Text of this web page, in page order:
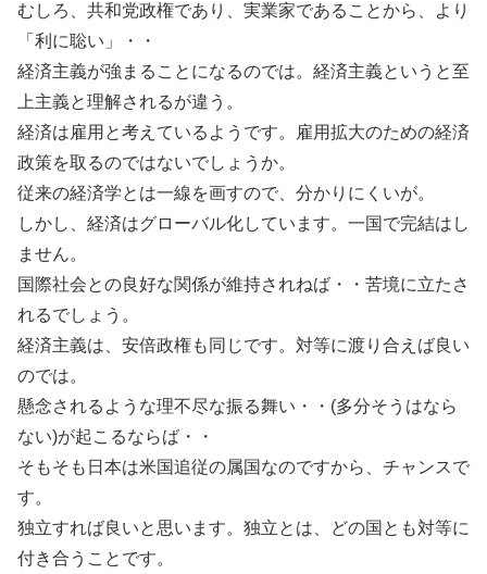
むしろ、共和党政権であり、実業家であることから、より
「利に聡い」・・
経済主義が強まることになるのでは。経済主義というと至
上主義と理解されるが違う。
経済は雇用と考えているようです。雇用拡大のための経済
政策を取るのではないでしょうか。
従来の経済学とは一線を画すので、分かりにくいが。
しかし、経済はグローバル化しています。一国で完結はし
ません。
国際社会との良好な関係が維持されねば・・苦境に立たさ
れるでしょう。
経済主義は、安倍政権も同じです。対等に渡り合えば良い
のでは。
懸念されるような理不尽な振る舞い・・(多分そうはなら
ない)が起こるならば・・
そもそも日本は米国追従の属国なのですから、チャンスで
す。
独立すれば良いと思います。独立とは、どの国とも対等に
付き合うことです。